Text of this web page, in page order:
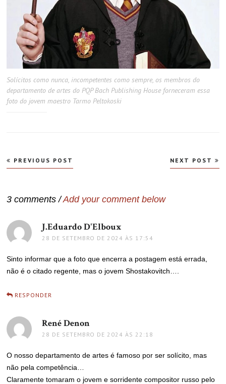
Solícitos como nunca, incompetentes como sempre, os membros do
departamento de artes do PQP Bach Publishing House forneceram essa
foto do jovem maestro Tarmo Peltokoski
Navegação
de
PREVIOUS POST NEXT POST
3 comments /Add your comment below
J.Eduardo D'Elboux
28 DE SETEMBRO DE 2024 ÀS 17:54
Sinto informar que a foto que encerra a postagem está errada,
não é o citado regente, mas o jovem Shostakovitch….
RESPONDER
René Denon
28 DE SETEMBRO DE 2024 ÀS 22:18
O nosso departamento de artes é famoso por ser solícito, mas
não pela competência…
Claramente tomaram o jovem e sorridente compositor russo pelo